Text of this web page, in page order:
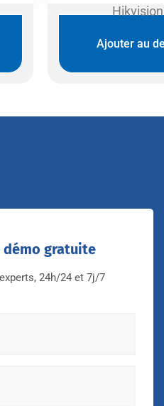
Hikvision
Ajouter au
démo gratuite
24h/24 et 7j/7